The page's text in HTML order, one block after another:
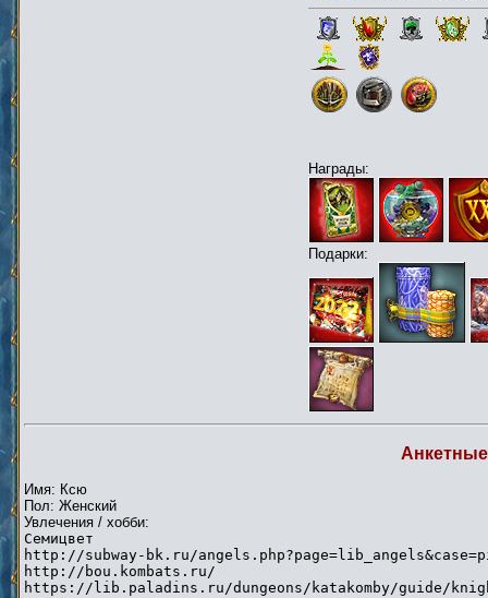
Награды:
Подарки:
Имя: Ксю
Пол: Женский
Увлечения / хобби:
Семицвет
http://subway-bk.ru/
http://bou.kombats.ru/
https://lib.paladins.ru/dungeons/katakomby/guide/